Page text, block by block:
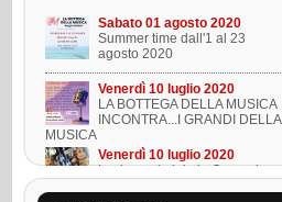
Sabato 01 agosto 2020
Summer time dall'1 al 23
agosto 2020
Venerdì 10 luglio 2020
LA BOTTEGA DELLA MUSICA
INCONTRA...I GRANDI DELLA
MUSICA
Venerdì 10 luglio 2020
Lezione ukulele in Omaggio